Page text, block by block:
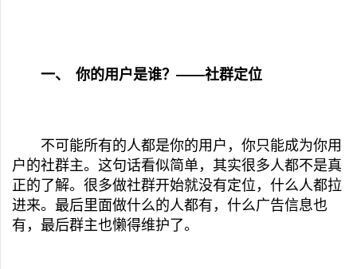
一、 你的用户是谁？——社群定位
不可能所有的人都是你的用户，你只能成为你用
户的社群主。这句话看似简单，其实很多人都不是真
正的了解。很多做社群开始就没有定位，什么人都拉
进来。最后里面做什么的人都有，什么广告信息也
有，最后群主也懒得维护了。